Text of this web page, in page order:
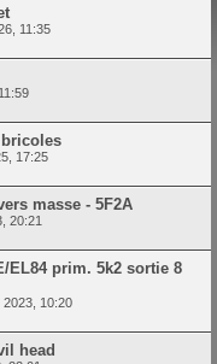
11:35
17:25
masse - 5F2A
20:21
EL84 prim. 5k2 sortie 8
2023, 10:20
head